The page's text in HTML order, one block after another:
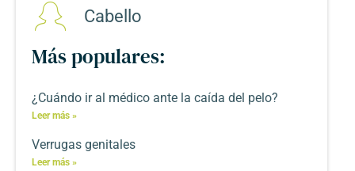
Cabello
Más populares:
¿Cuándo ir al médico ante la caída del pelo?
Leer más »
Verrugas genitales
Leer más »